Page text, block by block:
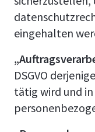
eingehalten
DSGVO
tätig wird und in